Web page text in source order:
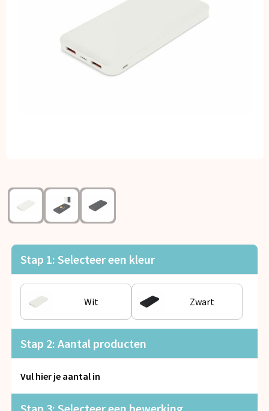
Kinderen, Peuters en Baby's
Klokken, horloges en weerstations
Reisbenodigdheden
Schrijfwaren
Sleutelhangers en Lanyards
Snoepgoed
Spellen voor binnen en buiten
Anti-stress
Stap 1: Selecteer een kleur
Wit Zwart
Stap 2: Aantal producten
Vul hier je aantal in